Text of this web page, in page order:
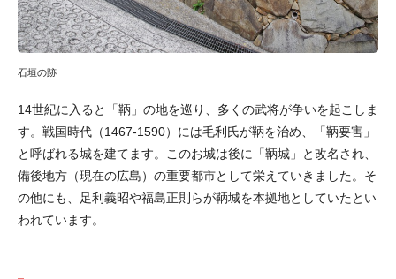
石垣の跡
14世紀に入ると「鞆」の地を巡り、多くの武将が争いを起こしま
す。戦国時代（1467-1590）には毛利氏が鞆を治め、「鞆要害」
と呼ばれる城を建てます。このお城は後に「鞆城」と改名され、
備後地方（現在の広島）の重要都市として栄えていきました。そ
の他にも、足利義昭や福島正則らが鞆城を本拠地としていたとい
われています。